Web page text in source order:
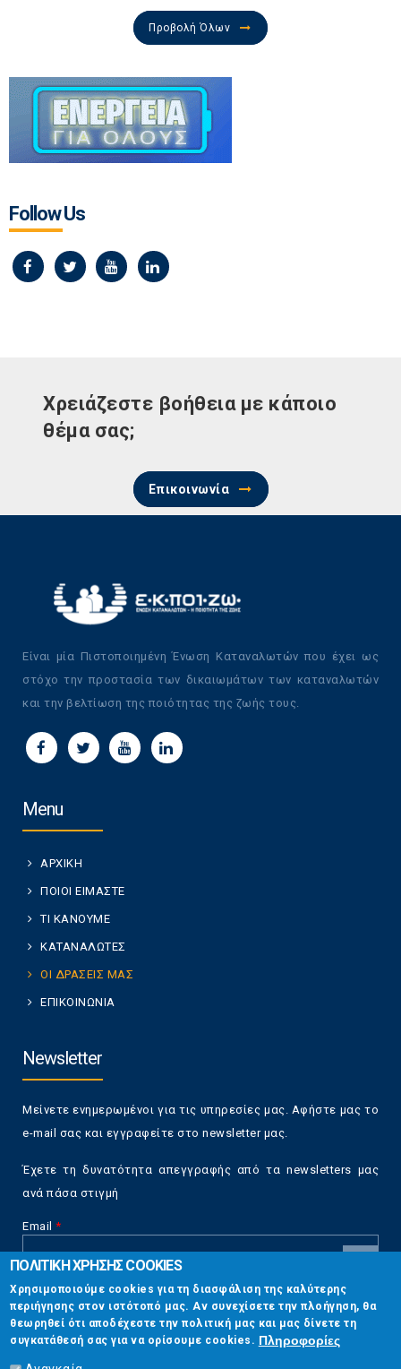
Προβολή Όλων
Follow Us
Χρειάζεστε βοήθεια με κάποιο
θέμα σας;
Επικοινωνία
Είναι μία Πιστοποιημένη Ένωση Καταναλωτών που έχει ως
στόχο την προστασία των δικαιωμάτων των καταναλωτών
και την βελτίωση της ποιότητας της ζωής τους.
Menu
ΑΡΧΙΚΗ
ΠΟΙΟΙ ΕΙΜΑΣΤΕ
ΤΙ ΚΑΝΟΥΜΕ
ΚΑΤΑΝΑΛΩΤΕΣ
ΟΙ ΔΡΑΣΕΙΣ ΜΑΣ
ΕΠΙΚΟΙΝΩΝΙΑ
Newsletter
Μείνετε ενημερωμένοι για τις υπηρεσίες μας. Αφήστε μας το
e-mail σας και εγγραφείτε στο newsletter μας.
Έχετε τη δυνατότητα απεγγραφής από τα newsletters μας
ανά πάσα στιγμή
Email *
CAPTCHA
This
question is
for testing
whether or
Επικοινωνία
Στουρνάρη 17, Αθήνα 10683
ΠΟΛΙΤΙΚΗ ΧΡΗΣΗΣ COOKIES
Χρησιμοποιούμε cookies για τη διασφάλιση της καλύτερης
περιήγησης στον ιστότοπό μας. Αν συνεχίσετε την πλοήγηση, θα
θεωρηθεί ότι αποδέχεστε την πολιτική μας και μας δίνετε τη
συγκατάθεσή σας για να ορίσουμε cookies. Πληροφορίες